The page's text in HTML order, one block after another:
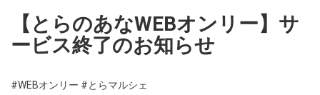
【とらのあなWEBオンリー】サ
ービス終了のお知らせ
#WEBオンリー #とらマルシェ